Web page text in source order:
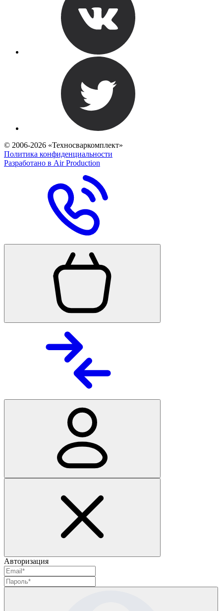
© 2006-2026 «Техносваркомплект»
Политика конфиденциальности
Разработано в Air Production
Авторизация